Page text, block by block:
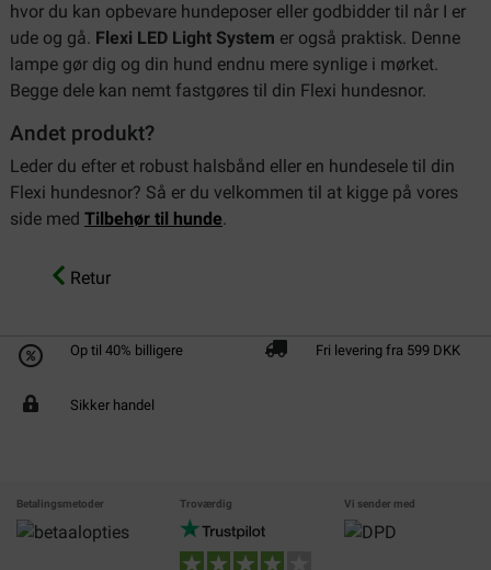
hvor du kan opbevare hundeposer eller godbidder til når I er
ude og gå. Flexi LED Light System er også praktisk. Denne
lampe gør dig og din hund endnu mere synlige i mørket.
Begge dele kan nemt fastgøres til din Flexi hundesnor.
Andet produkt?
Leder du efter et robust halsbånd eller en hundesele til din
Flexi hundesnor? Så er du velkommen til at kigge på vores
side med Tilbehør til hunde.
Retur
Op til 40% billigere Fri levering fra 599 DKK
Sikker handel
Betalingsmetoder Troværdig Vi sender med